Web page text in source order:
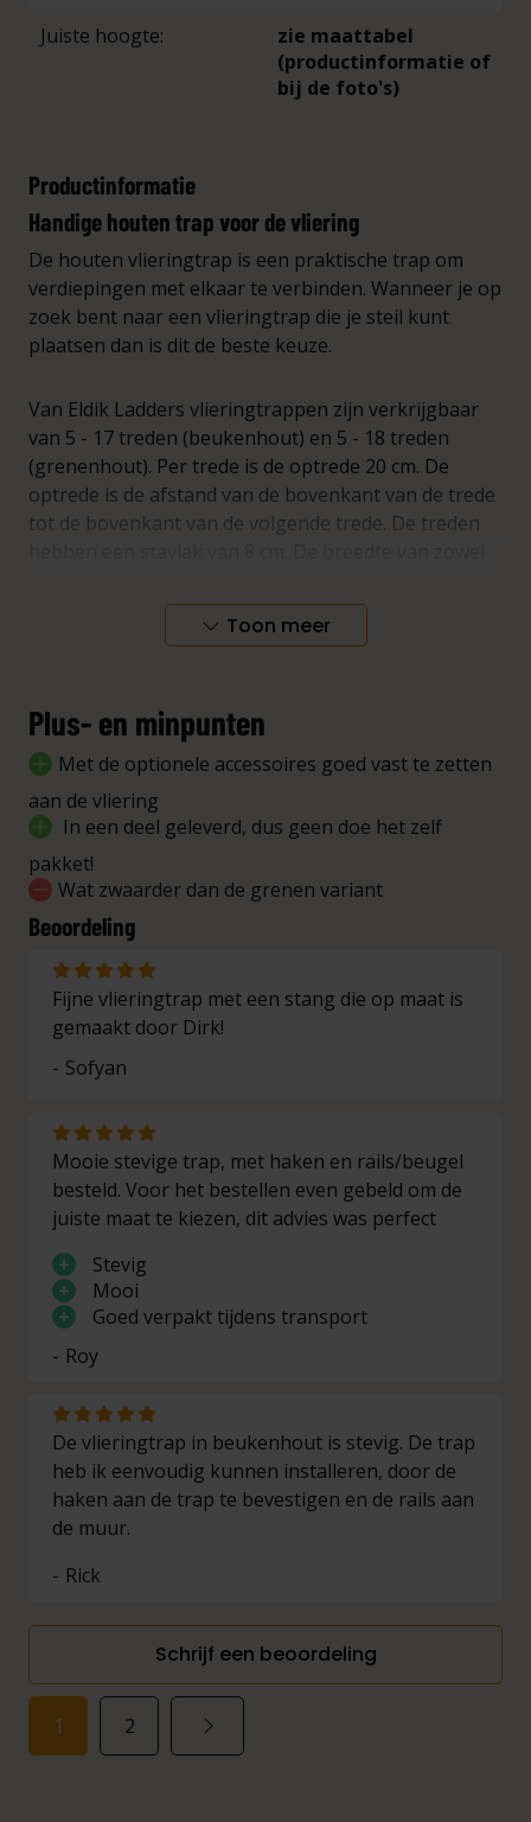
Juiste hoogte:
zie maattabel
(productinformatie of
bij de foto's)
Productinformatie
Handige houten trap voor de vliering
De houten vlieringtrap is een praktische trap om
verdiepingen met elkaar te verbinden. Wanneer je op
zoek bent naar een vlieringtrap die je steil kunt
plaatsen dan is dit de beste keuze.
Van Eldik Ladders vlieringtrappen zijn verkrijgbaar
van 5 - 17 treden (beukenhout) en 5 - 18 treden
(grenenhout). Per trede is de optrede 20 cm. De
optrede is de afstand van de bovenkant van de trede
tot de bovenkant van de volgende trede. De treden
Aantal
treden
Lengte
in cm
in cm
muur in
5 treden
6 treden
133 125
53
8 treden
173 163
67
9 treden
treden
213
11
treden
233 220 88
12
treden
253
13
treden
14
treden
293
15
treden
313 296 116
353 334
18
treden
373 353
Toon meer
Plus- en minpunten
Met de optionele accessoires goed vast te zetten
aan de vliering
In een deel geleverd, dus geen doe het zelf
pakket!
Wat zwaarder dan de grenen variant
Beoordeling
Fijne vlieringtrap met een stang die op maat is
gemaakt door Dirk!
Sofyan
Mooie stevige trap, met haken en rails/beugel
besteld. Voor het bestellen even gebeld om de
juiste maat te kiezen, dit advies was perfect
+ Stevig
+ Mooi
+
Goed verpakt tijdens transport
Roy
De vlieringtrap in beukenhout is stevig. De trap
heb ik eenvoudig kunnen installeren, door de
haken aan de trap te bevestigen en de rails aan
de muur.
Rick
Schrijf een beoordeling
1 2